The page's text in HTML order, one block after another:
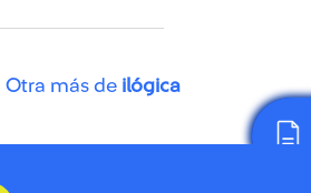
Otra más de ilógica